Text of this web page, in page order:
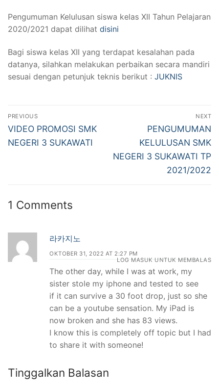
TATA BOGA
AKOMODASI PERHOTELAN
Pengumuman Kelulusan siswa kelas XII Tahun Pelajaran
2020/2021 dapat dilihat disini
Bagi siswa kelas XII yang terdapat kesalahan pada
datanya, silahkan melakukan perbaikan secara mandiri
sesuai dengan petunjuk teknis berikut : JUKNIS
Navigasi
pos
PREVIOUS
Previous
post:
VIDEO PROMOSI SMK
NEGERI 3 SUKAWATI
NEXT
Next
post:
PENGUMUMAN
KELULUSAN SMK
NEGERI 3 SUKAWATI TP
2021/2022
1 Comments
라카지노
OKTOBER 31, 2022 AT 2:27 PM
LOG MASUK UNTUK MEMBALAS
The other day, while I was at work, my
sister stole my iphone and tested to see
if it can survive a 30 foot drop, just so she
can be a youtube sensation. My iPad is
now broken and she has 83 views.
I know this is completely off topic but I had
to share it with someone!
Tinggalkan Balasan